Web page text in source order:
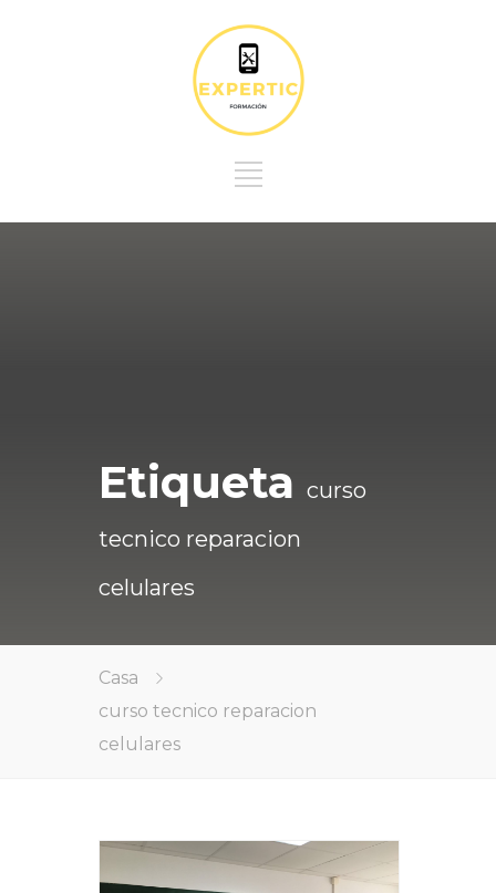
Etiqueta curso
tecnico reparacion
celulares
Casa
curso tecnico reparacion
celulares